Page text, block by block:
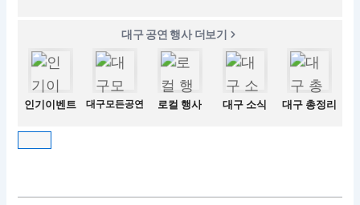
대구 공연 행사 더보기
인기이벤트 대구모든공연 로컬 행사 대구 소식 대구 총정리